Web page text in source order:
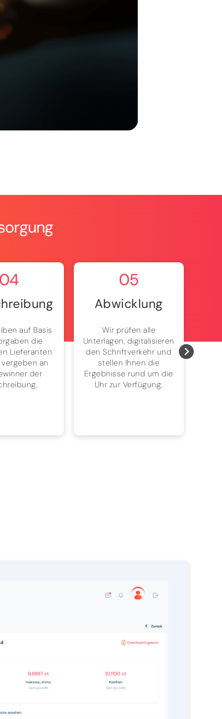
auf Basis
die
Lieferanten
an
der
05
Abwicklung
Wir prüfen alle
Unterlagen, digitalisieren
den Schriftverkehr und
stellen Ihnen die
Ergebnisse rund um die
Uhr zur Verfügung.